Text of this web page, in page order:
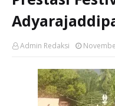
Admin Redaksi